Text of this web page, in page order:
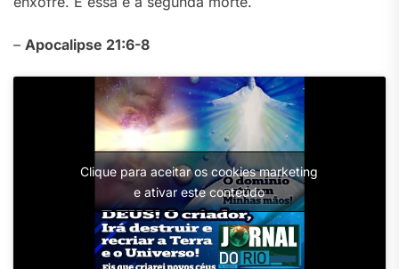
– Apocalipse 21:6-8
Clique para aceitar os cookies marketing
e ativar este conteúdo